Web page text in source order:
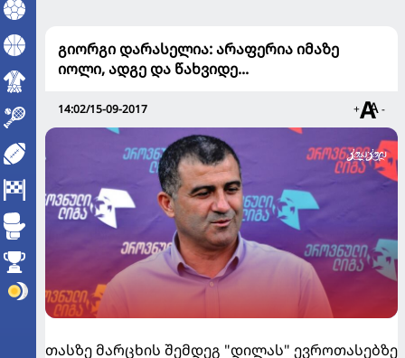
გიორგი დარასელია: არაფერია იმაზე
იოლი, ადგე და წახვიდე...
14:02/15-09-2017 + -
თასზე მარცხის შემდეგ "დილას" ევროთასებზე